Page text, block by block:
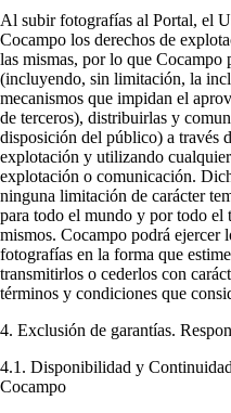
Al subir fotografías al Portal, el
Cocampo los derechos de
las mismas, por lo que Cocampo
(incluyendo, sin limitación, la
mecanismos que impidan el
de terceros), distribuirlas y
disposición del público) a través
explotación y utilizando
explotación o comunicación.
ninguna limitación de carácter
para todo el mundo y por todo el
mismos. Cocampo podrá ejercer
fotografías en la forma que
transmitirlos o cederlos con
términos y condiciones que
4. Exclusión de garantías.
4.1. Disponibilidad y
Cocampo